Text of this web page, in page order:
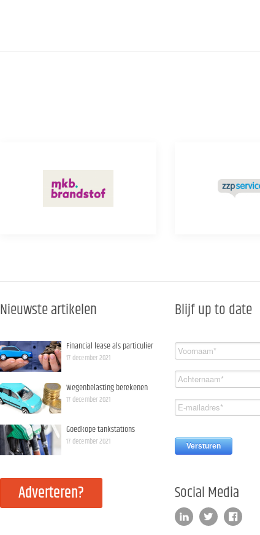
Nieuwste artikelen
Financial lease als particulier
17 december 2021
Wegenbelasting berekenen
17 december 2021
Goedkope tankstations
17 december 2021
Adverteren?
Blijf up to date
Social Media